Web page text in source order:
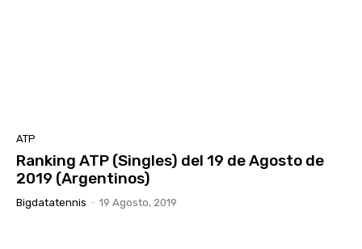
ATP
Ranking ATP (Singles) del 19 de Agosto de
2019 (Argentinos)
Bigdatatennis - 19 Agosto, 2019